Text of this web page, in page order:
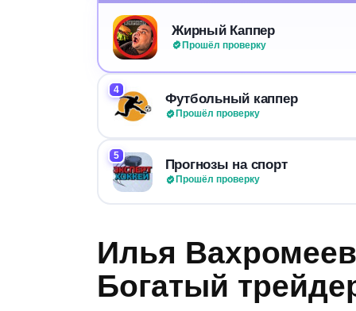
Жирный Каппер
Прошёл проверку
4
Футбольный каппер
Прошёл проверку
5
Прогнозы на спорт
Прошёл проверку
Илья
Богатый